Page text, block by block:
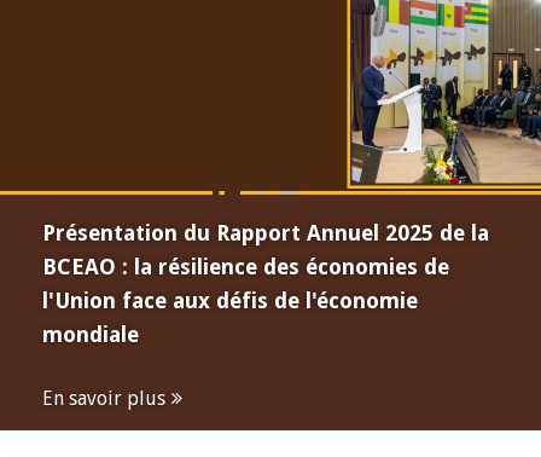
Présentation du Rapport Annuel 2025 de la
BCEAO : la résilience des économies de
l'Union face aux défis de l'économie
mondiale
En savoir plus